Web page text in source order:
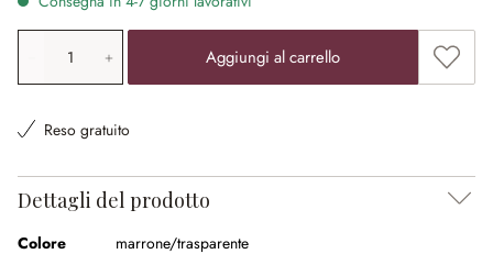
Quantità prodotto: inserisci il valore desiderato o
Aggiungi al carrello
Reso gratuito
Dettagli del prodotto
Colore
marrone/trasparente